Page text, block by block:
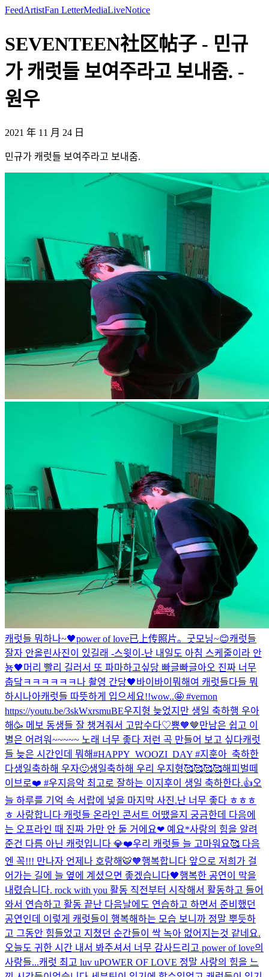
FeedArtistFan LetterMediaLiveNotice
SEVENTEEN社区帖子 - 민규
가 캐럿들 보여주라고 보내줌. -
원우
2021 年 11 月 24 日
민규가 캐럿들 보여주라고 보내줌.
캐럿들 뭐하나~🖤power of love已上传照片。 굿모닝~😊캐럿들
잘자 안올린사진이 있길래 -스윗이-난 내일도 아침 스케줄이라 안
뇽🖤머리 빨리 길러서 또 파마하고싶당 빠글빠글아오 진짜 너무
춥닼ㅋㅋㅋㅋㅋㅋ 나 촬영 간당🖤바이바이 뭐해여 캐럿들다들 뭐
하시나아캐럿들 따뜻하게 입으세요!!wow..🤩 #vernon
https://youtu.be/3skWxrsmuBE우지형 늦었지만 생일 축하행 우아
해🥳 메보 동생들 잘 챙겨줘서 고맙수다♡뿅🧡🤎만남은 쉽고 이
별은 어려워~~~~~ 노래 너무 좋다 저런 곡 만들어 보고 싶다캐럿
들 늦은 시간인데 뭐해#HAPPY_WOOZI_DAY #지훈아_축하한
다생일축하해 우자🙂생일축하해 우리 우지형🥰🥰🥰🥰해피벌떼
이브로❤️ #우지 음악 최고로 잘하는 이지후이 생일 축하한다.👍오
늘 하루를 기억 속 서랍에 넣을 마지막 사진.난 너무 좋다 ㅎㅎㅎ
ㅎ 사랑합니다 캐럿들 온라인 콘서트 어땠을지 궁금한데 다음에
는 오프라인 때 진짜 가만 안 둘 거에요❤ 예요*사랑의 힘을 알려
준건 다름 아닌 캐럿입니다 💎❤️우리 캐럿들 늘 고마워요🥰 다음
엔 꼭!!! 만나자 언제나 호랑해🐯🧡행복합니다 앞으로 저희가 걸
어가는 길에 늘 옆에 계셨으면 좋겠습니다🖤행복한 공연이 막을
내렸습니다. rock with you 활동 직전부터 시작해서 활동하고 들어
와서 연습하고 활동 끝난 다음날에도 연습하고 하면서 준비했던
공연인데 이렇게 캐럿들이 행복해하는 모습 보니까 정말 뿌듯하
고 그동안 힘들었고 지쳤던 순간들이 싹 녹아 없어지는것 같네요.
오늘도 귀한 시간 내서 봐주셔서 너무 감사드리고 power of love의
사랑들...캐럿 최고 luv uPOWER OF LOVE 정말 사랑의 힘을 느